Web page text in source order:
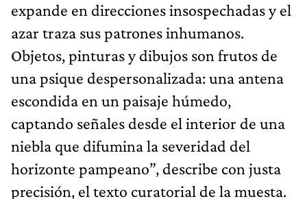
expande en direcciones insospechadas y el
azar traza sus patrones inhumanos.
Objetos, pinturas y dibujos son frutos de
una psique despersonalizada: una antena
escondida en un paisaje húmedo,
captando señales desde el interior de una
niebla que difumina la severidad del
horizonte pampeano”, describe con justa
precisión, el texto curatorial de la muesta.